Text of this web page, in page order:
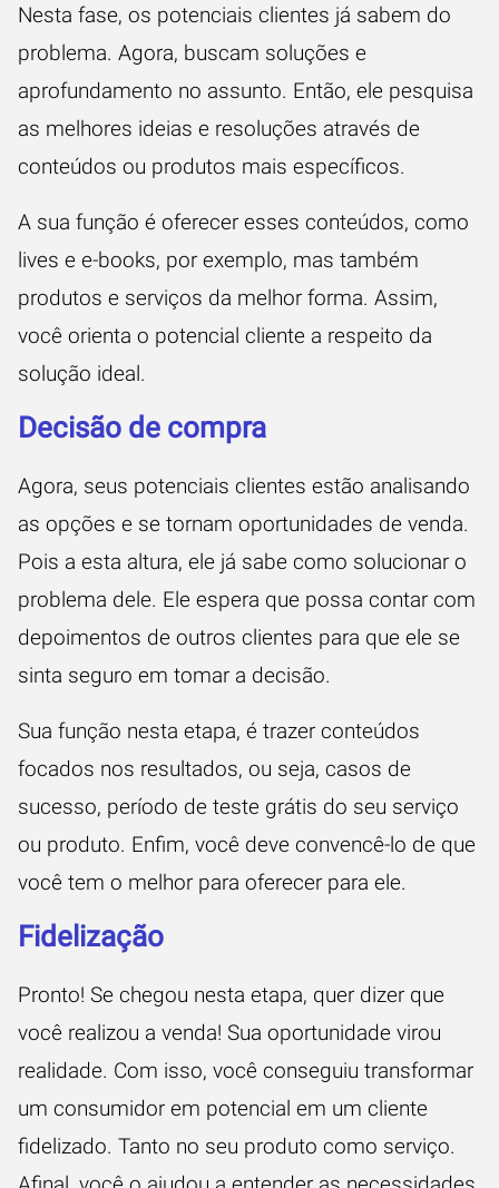
Nesta fase, os potenciais clientes já sabem do
problema. Agora, buscam soluções e
aprofundamento no assunto. Então, ele pesquisa
as melhores ideias e resoluções através de
conteúdos ou produtos mais específicos.
A sua função é oferecer esses conteúdos, como
lives e e-books, por exemplo, mas também
produtos e serviços da melhor forma. Assim,
você orienta o potencial cliente a respeito da
solução ideal.
Decisão de compra
Agora, seus potenciais clientes estão analisando
as opções e se tornam oportunidades de venda.
Pois a esta altura, ele já sabe como solucionar o
problema dele. Ele espera que possa contar com
depoimentos de outros clientes para que ele se
sinta seguro em tomar a decisão.
Sua função nesta etapa, é trazer conteúdos
focados nos resultados, ou seja, casos de
sucesso, período de teste grátis do seu serviço
ou produto. Enfim, você deve convencê-lo de que
você tem o melhor para oferecer para ele.
Fidelização
Pronto! Se chegou nesta etapa, quer dizer que
você realizou a venda! Sua oportunidade virou
realidade. Com isso, você conseguiu transformar
um consumidor em potencial em um cliente
fidelizado. Tanto no seu produto como serviço.